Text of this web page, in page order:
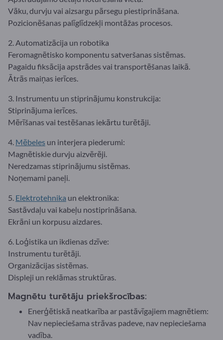
Vāku, durvju vai aizsargu pārsegu piestiprināšana.
Pozicionēšanas palīglīdzekļi montāžas procesos.
2. Automatizācija un robotika
Feromagnētisko komponentu satveršanas sistēmas.
Pagaidu fiksācija apstrādes vai transportēšanas laikā.
Ātrās maiņas ierīces.
3. Instrumentu un stiprinājumu konstrukcija:
Stiprinājuma ierīces.
Mērīšanas vai testēšanas iekārtu turētāji.
4. Mēbeles un interjera piederumi:
Magnētiskie durvju aizvērēji.
Neredzamas stiprinājumu sistēmas.
Noņemami paneļi.
5. Elektrotehnika un elektronika:
Sastāvdaļu vai kabeļu nostiprināšana.
Ekrāni un korpusu aizdares.
6. Loģistika un ikdienas dzīve:
Instrumentu turētāji.
Organizācijas sistēmas.
Displeji un reklāmas struktūras.
Magnētu turētāju priekšrocības:
Enerģētiskā neatkarība ar pastāvīgajiem magnētiem:
Nav nepieciešama strāvas padeve, nav nepieciešama
vadība.